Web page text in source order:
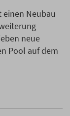
einen Neubau
neue
Pool auf dem